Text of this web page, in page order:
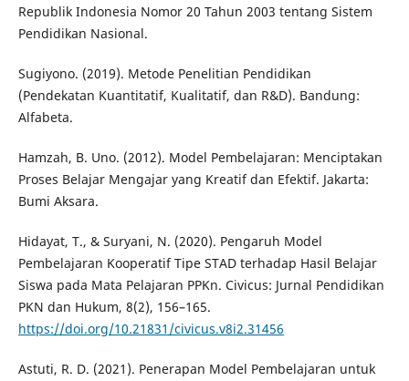
Republik Indonesia Nomor 20 Tahun 2003 tentang Sistem
Pendidikan Nasional.
Sugiyono. (2019). Metode Penelitian Pendidikan
(Pendekatan Kuantitatif, Kualitatif, dan R&D). Bandung:
Alfabeta.
Hamzah, B. Uno. (2012). Model Pembelajaran: Menciptakan
Proses Belajar Mengajar yang Kreatif dan Efektif. Jakarta:
Bumi Aksara.
Hidayat, T., & Suryani, N. (2020). Pengaruh Model
Pembelajaran Kooperatif Tipe STAD terhadap Hasil Belajar
Siswa pada Mata Pelajaran PPKn. Civicus: Jurnal Pendidikan
PKN dan Hukum, 8(2), 156–165.
https://doi.org/10.21831/civicus.v8i2.31456
Astuti, R. D. (2021). Penerapan Model Pembelajaran untuk